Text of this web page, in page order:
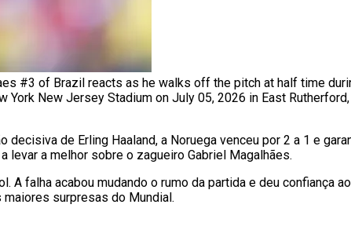
#3 of Brazil reacts as he walks off the pitch at half time
York New Jersey Stadium on July 05, 2026 in East Rutherford,
de Erling Haaland, a Noruega venceu por 2 a 1 e
levar a melhor sobre o zagueiro Gabriel Magalhães.
falha acabou mudando o rumo da partida e deu confiança
maiores surpresas do Mundial.